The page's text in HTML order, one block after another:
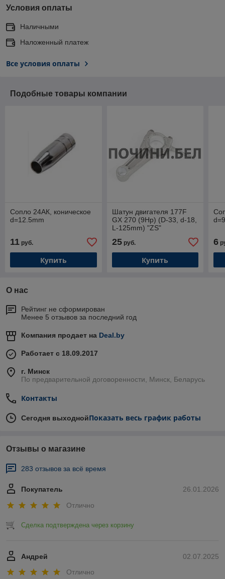
Условия оплаты
Наличными
Наложенный платеж
Все условия оплаты
Подобные товары компании
Сопло 24АК, коническое
d=12.5mm
11 руб.
Купить
Шатун двигателя 177F
GX 270 (9Hp) (D-33, d-18,
L-125mm) "ZS"
25руб.
Купить
6
О нас
Рейтинг не сформирован
Менее 5 отзывов за последний год
Компания продает на Deal.by
Работает с 18.09.2017
г. Минск
По предварительной договоренности, Минск, Беларусь
Контакты
Сегодня выходнойПоказать весь график работы
Отзывы о магазине
283 отзывов за всё время
26.01.2026
Покупатель
Отлично
Сделка подтверждена через корзину
02.07.2025
Андрей
Отлично